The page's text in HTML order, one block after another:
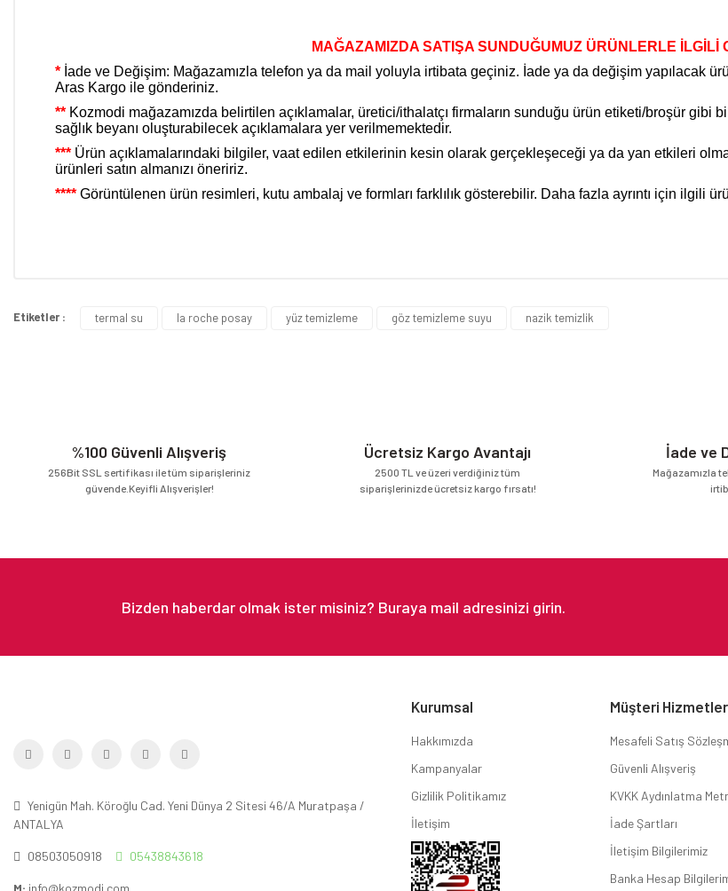
MAĞAZAMIZDA SATIŞA SUNDUĞUMUZ ÜRÜNLERLE
* İade ve Değişim: Mağazamızla telefon ya da mail yoluyla irtibata geçiniz. İade ya da değişim yapılacak
Aras Kargo ile gönderiniz.
** Kozmodi mağazamızda belirtilen açıklamalar, üretici/ithalatçı firmaların sunduğu ürün etiketi/broşür
sağlık beyanı oluşturabilecek açıklamalara yer verilmemektedir.
*** Ürün açıklamalarındaki bilgiler, vaat edilen etkilerinin kesin olarak gerçekleşeceği ya da yan etkileri
ürünleri satın almanızı öneririz.
**** Görüntülenen ürün resimleri, kutu ambalaj ve formları farklılık gösterebilir. Daha fazla ayrıntı için ilgili
Etiketler : termal su la roche posay yüz temizleme göz temizleme suyu nazik temizlik
%100 Güvenli Alışveriş
256Bit SSL sertifikası ile tüm siparişleriniz
güvende.Keyifli Alışverişler!
Ücretsiz Kargo Avantajı
2500 TL ve üzeri verdiğiniz tüm
siparişlerinizde ücretsiz kargo fırsatı!
İade ve
Mağazamızla
Yenigün Mah. Köroğlu Cad. Yeni Dünya 2 Sitesi 46/A Muratpaşa /
ANTALYA
08503050918 05438843618
M: info@kozmodi.com
Kurumsal
Hakkımızda
Kampanyalar
Gizlilik Politikamız
İletişim
Müşteri
Mesafeli Satış
Güvenli Alışveriş
KVKK Aydınlatma
İade Şartları
İletişim Bilgilerimiz
Banka Hesap